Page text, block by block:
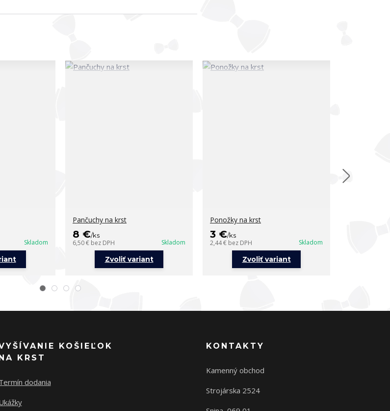
Skladom
Pančuchy na krst
8 €/ks
6,50 € bez DPH Skladom
Zvoliť variant
Ponožky na krst
3 €/ks
2,44 € bez DPH Skladom
Zvoliť variant
KOŠIEĽOK
KRST
dodania
KONTAKTY
Kamenný obchod
Strojárska 2524